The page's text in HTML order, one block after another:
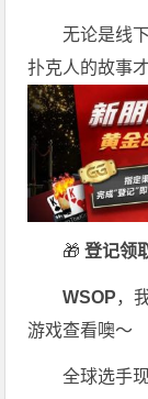
无论是线
扑克人的故事
🎁 登记领
WSOP，
游戏查看噢～
全球选手